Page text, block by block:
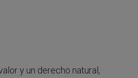
y un derecho natural,